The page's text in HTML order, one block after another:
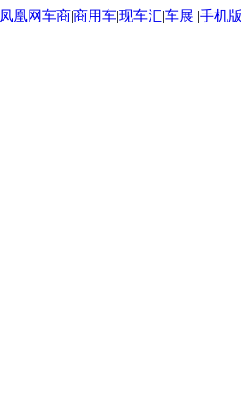
凤凰网车商|商用车|现车汇|车展 |手机版